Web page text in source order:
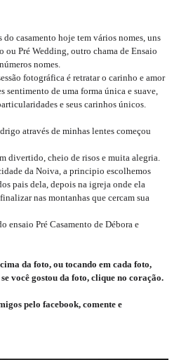
casamento hoje tem vários nomes, uns
ou Pré Wedding, outro chama de Ensaio
nomes.
fotográfica é retratar o carinho e amor
sentimento de uma forma única e suave,
e seus carinhos únicos.
através de minhas lentes começou
divertido, cheio de risos e muita alegria.
da Noiva, a principio escolhemos
pais dela, depois na igreja onde ela
nas montanhas que cercam sua
ensaio Pré Casamento de Débora e
da foto, ou tocando em cada foto,
você gostou da foto, clique no coração.
pelo facebook, comente e